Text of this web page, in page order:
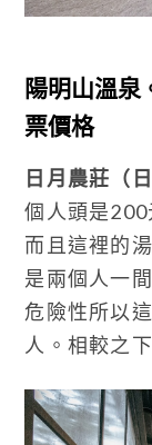
陽明山溫泉
票價格
日月農莊（
個人頭是200
而且這裡的
是兩個人一
危險性所以
人。相較之